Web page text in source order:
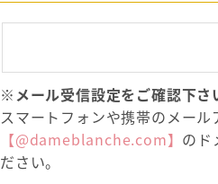
※メール受信設定をご確認下さ
スマートフォンや携帯のメール
【@dameblanche.com】 のド
ださい。